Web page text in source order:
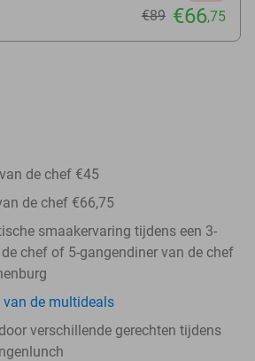
€89 €66,75
de chef €45
de chef €66,75
smaakervaring tijdens een 3-
chef of 5-gangendiner van de chef
de multideals
verschillende gerechten tijdens